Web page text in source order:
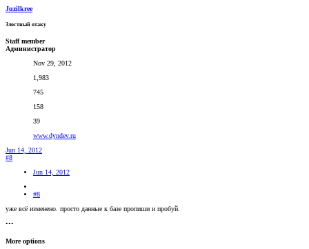
Juzilkree
Злостный отаку
Staff member
Администратор
Nov 29, 2012
1,983
745
158
39
www.dyndev.ru
Jun 14, 2012
#8
Jun 14, 2012
#8
уже всё изменено. просто данные к базе пропиши и пробуй.
•••
More options